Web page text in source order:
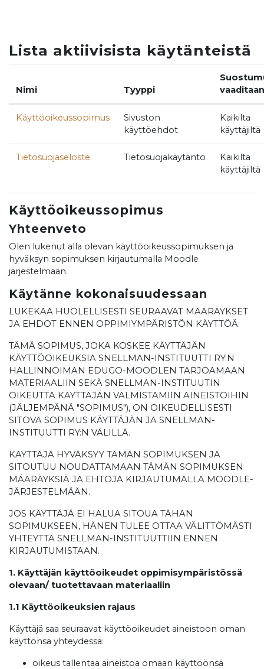
Lista aktiivisista käytänteistä
Nimi Tyyppi
vaaditaan
Käyttöoikeussopimus
Sivuston
käyttöehdot
Kaikilta
käyttäjiltä
Tietosuojaseloste Tietosuojakäytäntö
Kaikilta
käyttäjiltä
Käyttöoikeussopimus
Yhteenveto
Olen lukenut alla olevan käyttöoikeussopimuksen ja
hyväksyn sopimuksen kirjautumalla Moodle
järjestelmään.
Käytänne kokonaisuudessaan
LUKEKAA HUOLELLISESTI SEURAAVAT MÄÄRÄYKSET
JA EHDOT ENNEN OPPIMIYMPÄRISTÖN KÄYTTÖÄ.
TÄMÄ SOPIMUS, JOKA KOSKEE KÄYTTÄJÄN
KÄYTTÖOIKEUKSIA SNELLMAN-INSTITUUTTI RY:N
HALLINNOIMAN EDUGO-MOODLEN TARJOAMAAN
MATERIAALIIN SEKÄ SNELLMAN-INSTITUUTIN
OIKEUTTA KÄYTTÄJÄN VALMISTAMIIN AINEISTOIHIN
(JÄLJEMPÄNÄ "SOPIMUS"), ON OIKEUDELLISESTI
SITOVA SOPIMUS KÄYTTÄJÄN JA SNELLMAN-
INSTITUUTTI RY:N VÄLILLÄ.
KÄYTTÄJÄ HYVÄKSYY TÄMÄN SOPIMUKSEN JA
SITOUTUU NOUDATTAMAAN TÄMÄN SOPIMUKSEN
MÄÄRÄYKSIÄ JA EHTOJA KIRJAUTUMALLA MOODLE-
JÄRJESTELMÄÄN.
JOS KÄYTTÄJÄ EI HALUA SITOUA TÄHÄN
SOPIMUKSEEN, HÄNEN TULEE OTTAA VÄLITTÖMÄSTI
YHTEYTTÄ SNELLMAN-INSTITUUTTIIN ENNEN
KIRJAUTUMISTAAN.
1. Käyttäjän käyttöoikeudet oppimisympäristössä
olevaan/ tuotettavaan materiaaliin
1.1 Käyttöoikeuksien rajaus
Käyttäjä saa seuraavat käyttöoikeudet aineistoon oman
käyttönsä yhteydessä:
oikeus tallentaa aineistoa omaan käyttöönsä